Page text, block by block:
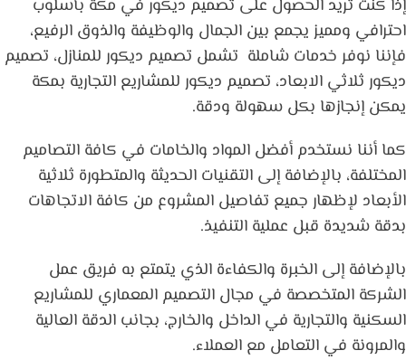
إذا كنت تريد الحصول على تصميم ديكور في مكة بأسلوب
احترافي ومميز يجمع بين الجمال والوظيفة والذوق الرفيع،
فإننا نوفر خدمات شاملة تشمل تصميم ديكور للمنازل، تصميم
ديكور ثلاثي الابعاد، تصميم ديكور للمشاريع التجارية بمكة
يمكن إنجازها بكل سهولة ودقة.
كما أننا نستخدم أفضل المواد والخامات في كافة التصاميم
المختلفة، بالإضافة إلى التقنيات الحديثة والمتطورة ثلاثية
الأبعاد لإظهار جميع تفاصيل المشروع من كافة الاتجاهات
بدقة شديدة قبل عملية التنفيذ.
بالإضافة إلى الخبرة والكفاءة الذي يتمتع به فريق عمل
الشركة المتخصصة في مجال التصميم المعماري للمشاريع
السكنية والتجارية في الداخل والخارج، بجانب الدقة العالية
والمرونة في التعامل مع العملاء.